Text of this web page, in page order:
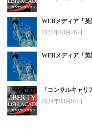
WEBメディア「
2021年10月26日
WEBメディア「
「コンサルキャ
2024年03月07日